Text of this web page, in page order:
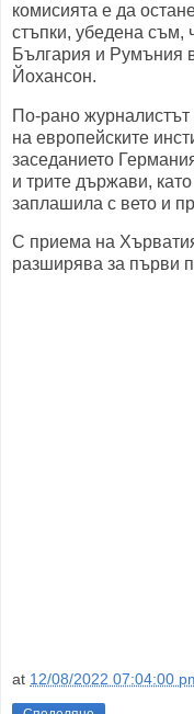
комисията е да
стъпки, убедена съм,
България и Румъния
Йохансон.
По-рано
на европейските
заседанието
и трите държави,
заплашила с вето и
С приема на
разширява за първи
at 12/08/2022 07:04:00